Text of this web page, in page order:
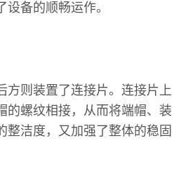
备的顺畅运作。
方则装置了连接片。连接片上
的螺纹相接，从而将端帽、装
整洁度，又加强了整体的稳固